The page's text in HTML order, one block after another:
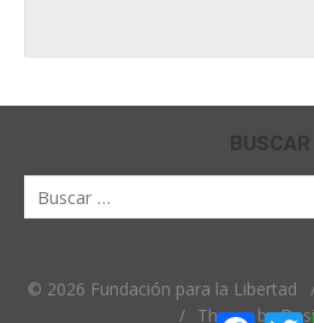
BUSCAR
© 2026 Fundación para la Libertad
/ Theme by